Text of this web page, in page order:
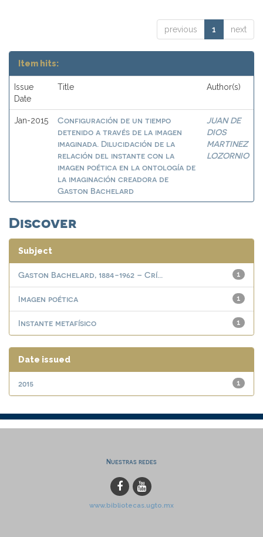
previous 1 next
Item hits:
Issue
Date
Title Author(s)
Jan-2015
Configuración de un tiempo
detenido a través de la imagen
imaginada. Dilucidación de la
relación del instante con la
imagen poética en la ontología de
la imaginación creadora de
Gaston Bachelard
JUAN DE
DIOS
MARTINEZ
LOZORNIO
Discover
Subject
1
Gaston Bachelard, 1884-1962 – Crí...
1
Imagen poética
1
Instante metafísico
Date issued
1
2015
Nuestras redes
www.bibliotecas.ugto.mx